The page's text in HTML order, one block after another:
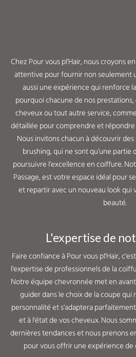
Chez Pour vous pl’Hair, nous croyons
attentive pour fournir non seulement
aussi une expérience qui renforce
pourquoi chacune de nos prestations,
cheveux ou tout autre service,
détaillée pour comprendre et
Nous invitons chacun à découvrir
brushing, qui ne sont qu’une
poursuivre l’excellence en coiffure.
Passage, est votre espace idéal pour
et repartir avec un nouveau look qui
beauté.
L'expertise de
Faire confiance à Pour vous pl'Hair,
l'expertise de professionnels de la
Notre équipe chevronnée met en
guider dans le choix de la coupe
personnalité et s'adaptera
et à l'état de vos cheveux. Nous
dernières tendances et nous prenons
pour vous offrir une expérience